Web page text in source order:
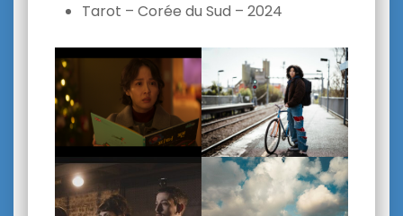
Tarot – Corée du Sud – 2024